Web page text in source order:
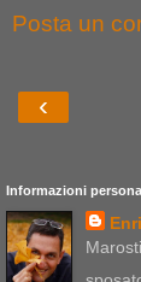
Posta un
‹
Informazioni